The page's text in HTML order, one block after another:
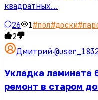
квадратных…
26 1#пол#доски#
2
Дмитрий·
Укладка ламината
ремонт в старом